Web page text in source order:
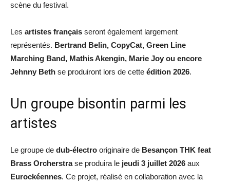
scène du festival.
Les artistes français seront également largement
représentés. Bertrand Belin, CopyCat, Green Line
Marching Band, Mathis Akengin, Marie Joy ou encore
Jehnny Beth se produiront lors de cette édition 2026.
Un groupe bisontin parmi les
artistes
Le groupe de dub-électro originaire de Besançon THK feat
Brass Orcherstrase produira le jeudi 3 juillet 2026 aux
Eurockéennes. Ce projet, réalisé en collaboration avec la